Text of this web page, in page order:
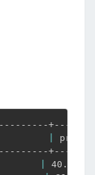
price
劳 40.40